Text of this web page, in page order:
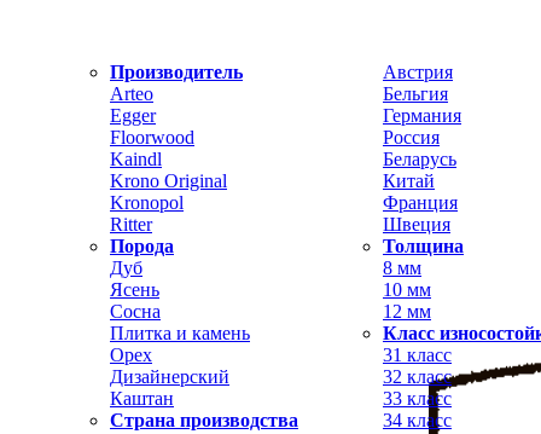
Производитель
Arteo
Egger
Floorwood
Kaindl
Krono Original
Kronopol
Ritter
Порода
Дуб
Ясень
Сосна
Плитка и камень
Орех
Дизайнерский
Каштан
Страна производства
Австрия
Бельгия
Германия
Россия
Беларусь
Китай
Франция
Швеция
Толщина
8 мм
10 мм
12 мм
Класс
31 класс
32 класс
33 класс
34 класс